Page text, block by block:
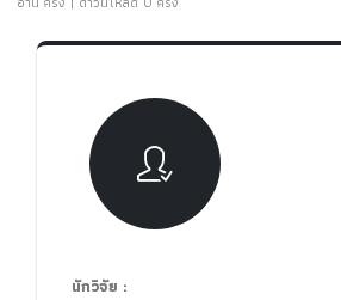
นักวิจัย :